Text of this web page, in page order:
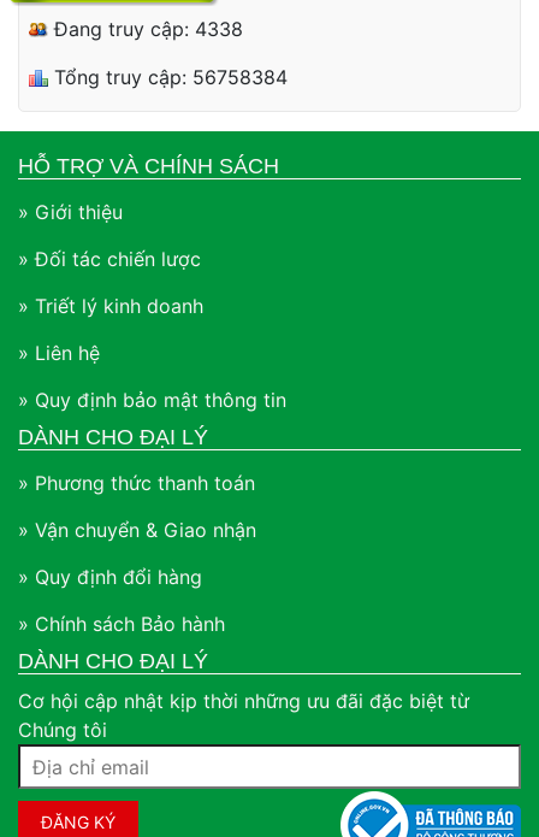
Đang truy cập: 4338
Tổng truy cập: 56758384
HỖ TRỢ VÀ CHÍNH SÁCH
» Giới thiệu
» Đối tác chiến lược
» Triết lý kinh doanh
» Liên hệ
» Quy định bảo mật thông tin
DÀNH CHO ĐẠI LÝ
» Phương thức thanh toán
» Vận chuyển & Giao nhận
» Quy định đổi hàng
» Chính sách Bảo hành
DÀNH CHO ĐẠI LÝ
Cơ hội cập nhật kịp thời những ưu đãi đặc biệt từ
Chúng tôi